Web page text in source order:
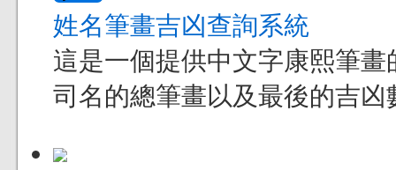
姓名筆畫吉凶查詢系統
這是一個提供中文字康熙筆
司名的總筆畫以及最後的吉